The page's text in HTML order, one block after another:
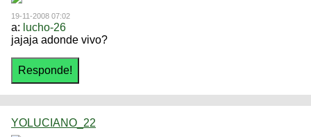
19-11-2008 07:02
a: lucho-26
jajaja adonde vivo?
YOLUCIANO_22